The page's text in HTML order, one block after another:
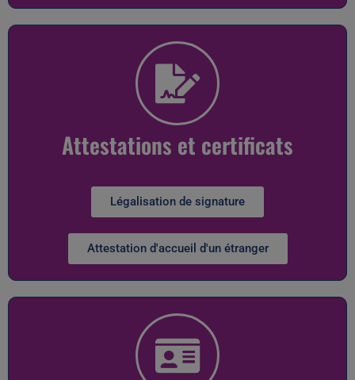
Attestations et certificats
Légalisation de signature
Attestation d'accueil d'un étranger